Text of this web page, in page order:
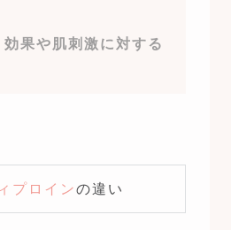
効果や肌刺激に対する
プロインの違い